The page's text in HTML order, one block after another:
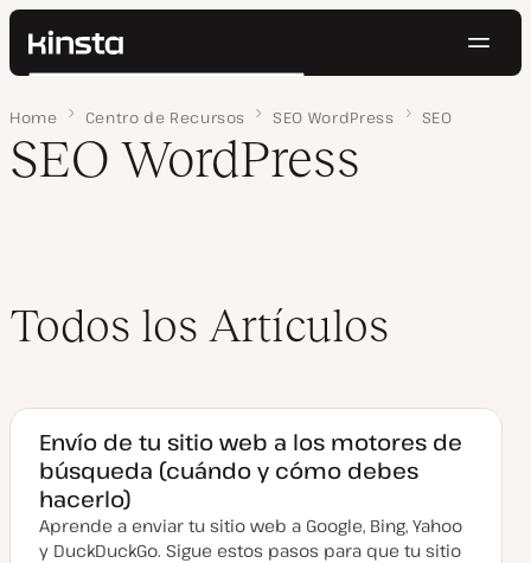
Kinsta®
Soluciones
Precios
Buscar
Iniciar Sesión
Home Centro de Recursos SEO WordPress SEO
Página 2
SEO WordPress
Todos los Artículos
Envío de tu sitio web a los motores de
búsqueda (cuándo y cómo debes
hacerlo)
Aprende a enviar tu sitio web a Google, Bing, Yahoo
y DuckDuckGo. Sigue estos pasos para que tu sitio